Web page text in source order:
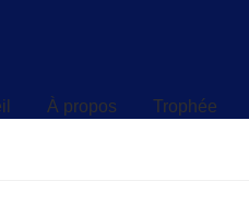
À propos
Trophée